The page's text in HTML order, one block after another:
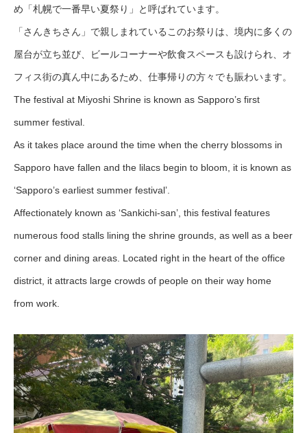
め「札幌で一番早い夏祭り」と呼ばれています。
「さんきちさん」で親しまれているこのお祭りは、境内に多くの
屋台が立ち並び、ビールコーナーや飲食スペースも設けられ、オ
フィス街の真ん中にあるため、仕事帰りの方々でも賑わいます。
The festival at Miyoshi Shrine is known as Sapporo’s first
summer festival.
As it takes place around the time when the cherry blossoms in
Sapporo have fallen and the lilacs begin to bloom, it is known as
‘Sapporo’s earliest summer festival’.
Affectionately known as ‘Sankichi-san’, this festival features
numerous food stalls lining the shrine grounds, as well as a beer
corner and dining areas. Located right in the heart of the office
district, it attracts large crowds of people on their way home
from work.